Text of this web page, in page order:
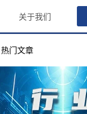
关于我们
热门文章